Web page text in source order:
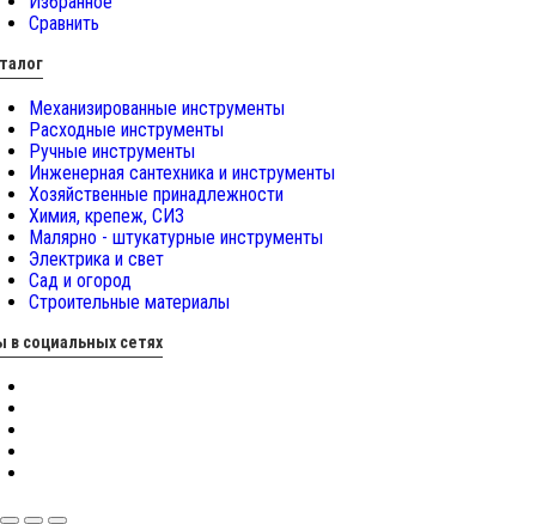
Сравнить
Механизированные инструменты
Расходные инструменты
Ручные инструменты
Инженерная сантехника и инструменты
Хозяйственные принадлежности
Химия, крепеж, СИЗ
Малярно - штукатурные инструменты
Электрика и свет
Сад и огород
Строительные материалы
в социальных сетях